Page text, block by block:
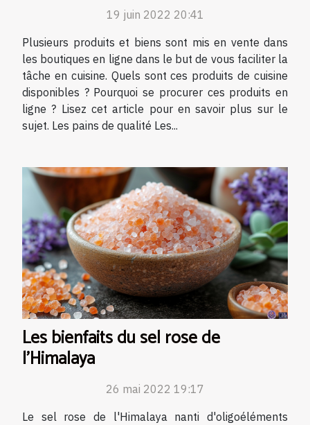
19 juin 2022 20:41
Plusieurs produits et biens sont mis en vente dans
les boutiques en ligne dans le but de vous faciliter la
tâche en cuisine. Quels sont ces produits de cuisine
disponibles ? Pourquoi se procurer ces produits en
ligne ? Lisez cet article pour en savoir plus sur le
sujet. Les pains de qualité Les...
Les bienfaits du sel rose de
l'Himalaya
26 mai 2022 19:17
Le sel rose de l'Himalaya nanti d'oligoéléments